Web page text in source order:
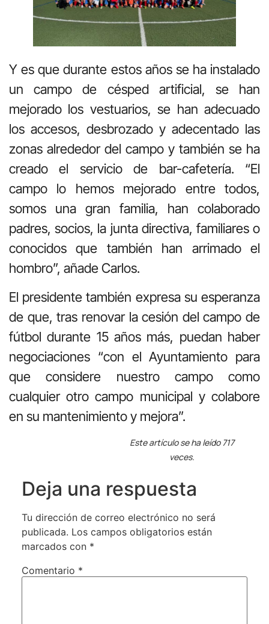
Y es que durante estos años se ha instalado
un campo de césped artificial, se han
mejorado los vestuarios, se han adecuado
los accesos, desbrozado y adecentado las
zonas alrededor del campo y también se ha
creado el servicio de bar-cafetería. “El
campo lo hemos mejorado entre todos,
somos una gran familia, han colaborado
padres, socios, la junta directiva, familiares o
conocidos que también han arrimado el
hombro”, añade Carlos.
El presidente también expresa su esperanza
de que, tras renovar la cesión del campo de
fútbol durante 15 años más, puedan haber
negociaciones “con el Ayuntamiento para
que considere nuestro campo como
cualquier otro campo municipal y colabore
en su mantenimiento y mejora”.
Este artículo se ha leído 717
veces.
Deja una respuesta
Tu dirección de correo electrónico no será
publicada. Los campos obligatorios están
marcados con *
Comentario *